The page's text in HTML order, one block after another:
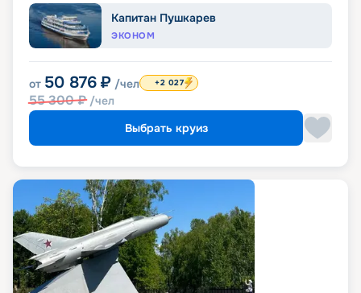
Капитан Пушкарев
ЭКОНОМ
от 50 876 ₽ /чел
55 300₽ /чел
+2 027
Выбрать круиз